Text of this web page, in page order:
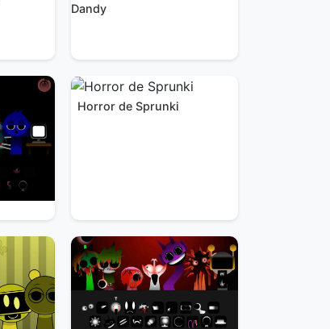
Dandy
Horror de Sprunki